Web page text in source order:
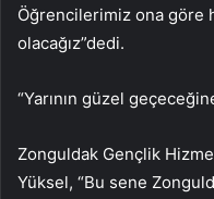
Öğrencilerimiz ona göre
olacağız”dedi.
“Yarının güzel
Zonguldak Gençlik
Yüksel, “Bu sene